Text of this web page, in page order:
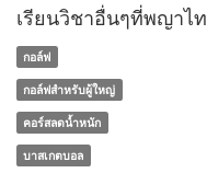
เรียนวิชาอื่นๆที่พญาไท
กอล์ฟ
กอล์ฟสำหรับผู้ใหญ่
คอร์สลดน้ำหนัก
บาสเกตบอล